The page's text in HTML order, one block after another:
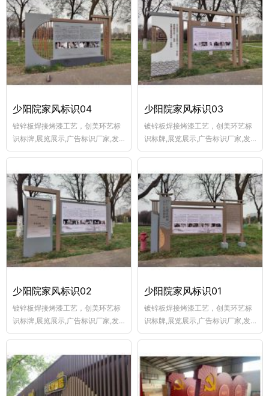
体字
少阳院家风标识04
镀锌板焊接烤漆工艺，创美环艺标
识标牌,展览展示,广告标识厂家,发
光标识设计,户外广告制作,围墙广告
业美陈,交通标志牌加工,景观斜坡立
体字
少阳院家风标识03
镀锌板焊接烤漆工艺，创美环艺标
识标牌,展览展示,广告标识厂家,发
光标识设计,户外广告制作,围墙广告
业美陈,交通标志牌加工,景观斜坡立
体字
少阳院家风标识02
镀锌板焊接烤漆工艺，创美环艺标
识标牌,展览展示,广告标识厂家,发
光标识设计,户外广告制作,围墙广告
业美陈,交通标志牌加工,景观斜坡立
体字
少阳院家风标识01
镀锌板焊接烤漆工艺，创美环艺标
识标牌,展览展示,广告标识厂家,发
光标识设计,户外广告制作,围墙广告
业美陈,交通标志牌加工,景观斜坡立
体字